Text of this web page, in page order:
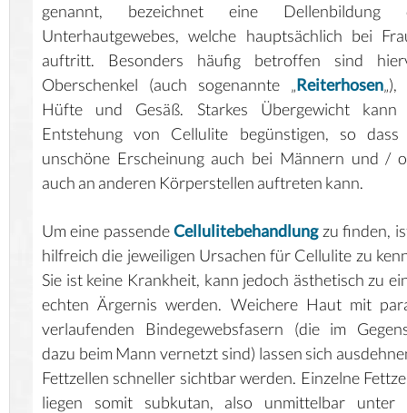
genannt, bezeichnet eine Dellenbildung
Unterhautgewebes, welche hauptsächlich bei
auftritt. Besonders häufig betroffen sind
Oberschenkel (auch sogenannte „Reiterhosen„),
Hüfte und Gesäß. Starkes Übergewicht kann
Entstehung von Cellulite begünstigen, so dass
unschöne Erscheinung auch bei Männern und /
auch an anderen Körperstellen auftreten kann.
Um eine passendeCellulitebehandlungzu finden,
hilfreich die jeweiligen Ursachen für Cellulite zu
Sie ist keine Krankheit, kann jedoch ästhetisch zu
echten Ärgernis werden. Weichere Haut mit
verlaufenden Bindegewebsfasern (die im
dazu beim Mann vernetzt sind) lassen sich
Fettzellen schneller sichtbar werden. Einzelne
liegen somit subkutan, also unmittelbar unter